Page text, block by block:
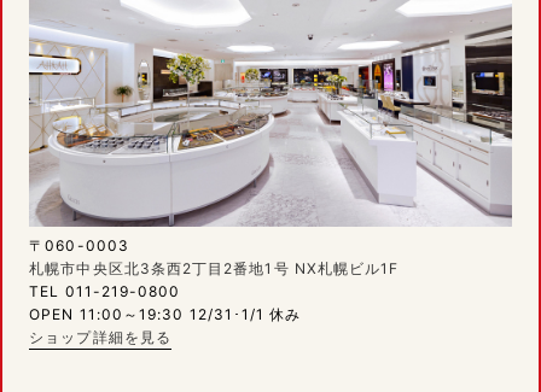
〒060-0003
札幌市中央区北3条西2丁目2番地1号 NX札幌ビル1F
TEL 011-219-0800
OPEN 11:00～19:30 12/31･1/1 休み
ショップ詳細を見る